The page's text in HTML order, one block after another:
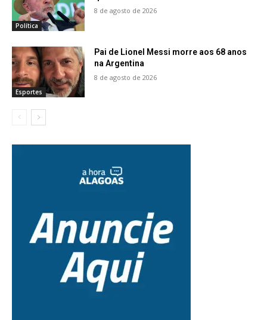
Política
8 de agosto de 2026
Esportes
Pai de Lionel Messi morre aos 68 anos
na Argentina
8 de agosto de 2026